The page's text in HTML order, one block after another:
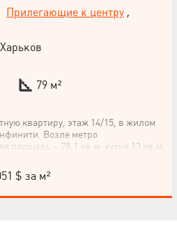
Прилегающие к центру,
79 м²
квартиру, этаж 14/15, в жилом
Возле метро
площадь – 78,1 кв.м: кухня 13 кв.м,
составляет 3,10 м. Секция 2. На
14 этаж с великолепным видом
в две стороны, все купола
$ за м²